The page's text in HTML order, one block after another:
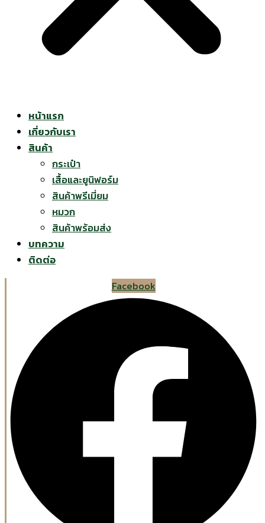
หน้าแรก
เกี่ยวกับเรา
สินค้า
กระเป๋า
เสื้อและยูนิฟอร์ม
สินค้าพรีเมี่ยม
หมวก
สินค้าพร้อมส่ง
บทความ
ติดต่อ
Facebook